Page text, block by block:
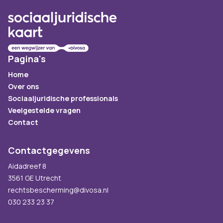
Pagina's
Home
Over ons
Sociaaljuridische professionals
Veelgestelde vragen
Contact
Contactgegevens
Aidadreef 8
3561 GE Utrecht
rechtsbescherming@divosa.nl
030 233 23 37